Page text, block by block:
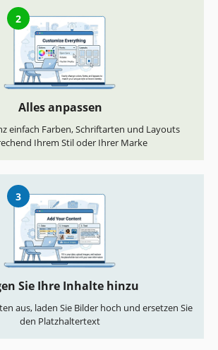
2
Alles anpassen
einfach Farben, Schriftarten und Layouts
Ihrem Stil oder Ihrer Marke
3
Sie Ihre Inhalte hinzu
aus, laden Sie Bilder hoch und ersetzen Sie
den Platzhaltertext